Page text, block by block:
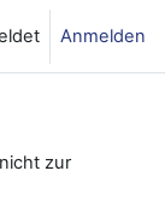
Anmelden
zur